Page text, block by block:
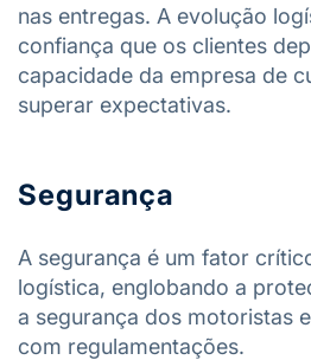
nas entregas. A evolução
confiança que os clientes
capacidade da empresa de
superar expectativas.
Segurança
A segurança é um fator
logística, englobando a
a segurança dos motoristas
com regulamentações.